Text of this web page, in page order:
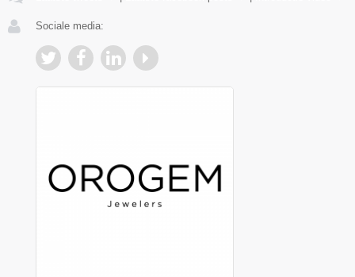
Sociale media: